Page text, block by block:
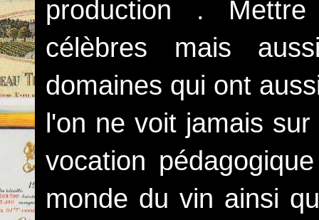
production .
célèbres mais
domaines qui ont
l'on ne voit jamais
vocation
monde du vin ainsi